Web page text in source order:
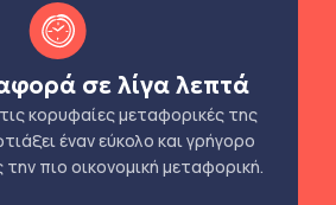
σε λίγα λεπτά
κορυφαίες μεταφορικές της
έναν εύκολο και γρήγορο
πιο οικονομική μεταφορική.